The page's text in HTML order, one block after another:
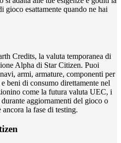
gioco esattamente quando ne hai
Credits, la valuta temporanea di
Alpha di Star Citizen. Puoi
armi, armature, componenti per
beni di consumo direttamente nel
come la futura valuta UEC, i
aggiornamenti del gioco o
ancora la fase di testing.